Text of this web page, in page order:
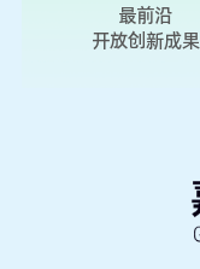
最前沿
开放创新成果